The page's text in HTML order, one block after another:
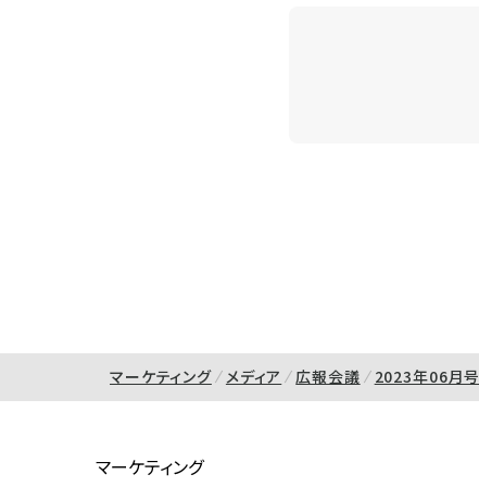
マーケティング メディア 広報会議 2023年06月号
マーケティング